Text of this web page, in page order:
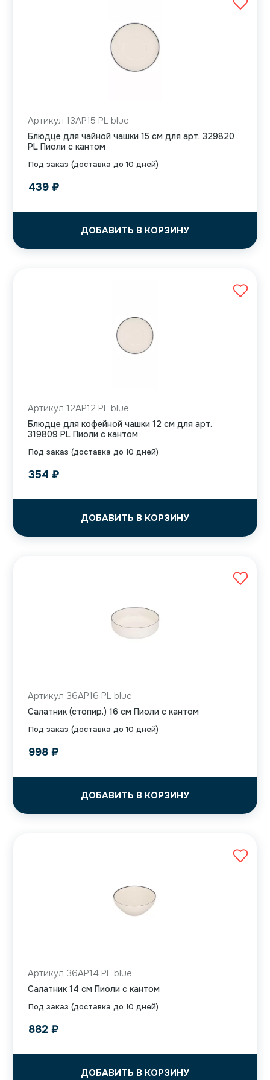
Под заказ (доставка до 10 дней)
Артикул 13AP15 PL blue
Блюдце для чайной чашки 15 см для арт. 329820
PL Пиоли с кантом
439 ₽
ДОБАВИТЬ В КОРЗИНУ
Под заказ (доставка до 10 дней)
Артикул 12AP12 PL blue
Блюдце для кофейной чашки 12 см для арт.
319809 PL Пиоли с кантом
354 ₽
ДОБАВИТЬ В КОРЗИНУ
Под заказ (доставка до 10 дней)
Артикул 36AP16 PL blue
Салатник (стопир.) 16 см Пиоли с кантом
998 ₽
ДОБАВИТЬ В КОРЗИНУ
Под заказ (доставка до 10 дней)
Артикул 36AP14 PL blue
Салатник 14 см Пиоли с кантом
882 ₽
ДОБАВИТЬ В КОРЗИНУ